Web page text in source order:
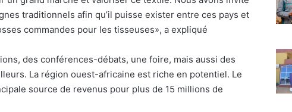
traditionnels afin qu’il puisse exister entre ces pays et
commandes pour les tisseuses», a expliqué
des conférences-débats, une foire, mais aussi des
La région ouest-africaine est riche en potentiel. Le
source de revenus pour plus de 15 millions de